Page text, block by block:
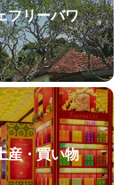
フリーバワ
産・買い物